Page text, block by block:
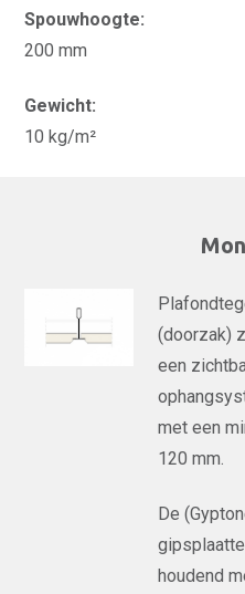
Spouwhoogte:
200 mm
Gewicht:
10 kg/m²
(doorzak)
een
met een
120 mm.
De
houdend